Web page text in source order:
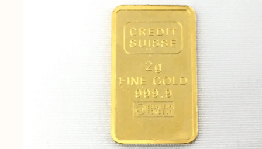
無 料
電話で今すぐ無料査定
総合受付
（年中無休）/通話料無料